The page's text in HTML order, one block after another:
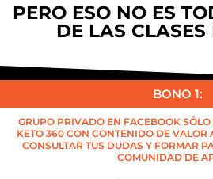
PERO ESO NO ES
DE LAS CLASES
BONO 1:
GRUPO PRIVADO EN FACEBOOK
KETO 360 CON CONTENIDO DE
CONSULTAR TUS DUDAS Y FORMAR
COMUNIDAD DE